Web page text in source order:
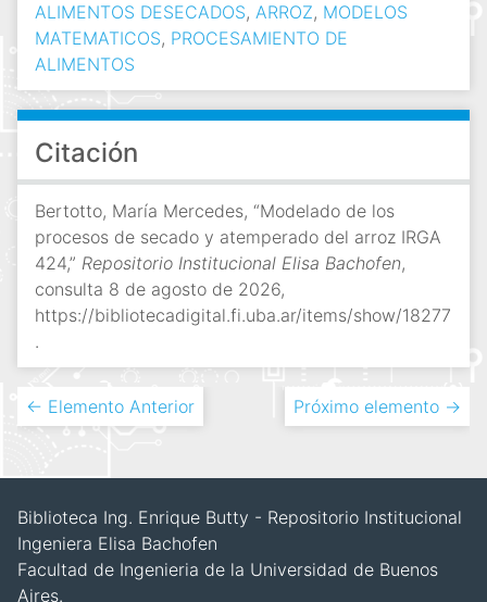
ALIMENTOS DESECADOS, ARROZ, MODELOS
MATEMATICOS, PROCESAMIENTO DE
ALIMENTOS
Citación
Bertotto, María Mercedes, “Modelado de los
procesos de secado y atemperado del arroz IRGA
424,” Repositorio Institucional Elisa Bachofen,
consulta 8 de agosto de 2026,
https://bibliotecadigital.fi.uba.ar/items/show/18277
.
← Elemento Anterior Próximo elemento →
Biblioteca Ing. Enrique Butty - Repositorio Institucional
Ingeniera Elisa Bachofen
Facultad de Ingenieria de la Universidad de Buenos
Aires.